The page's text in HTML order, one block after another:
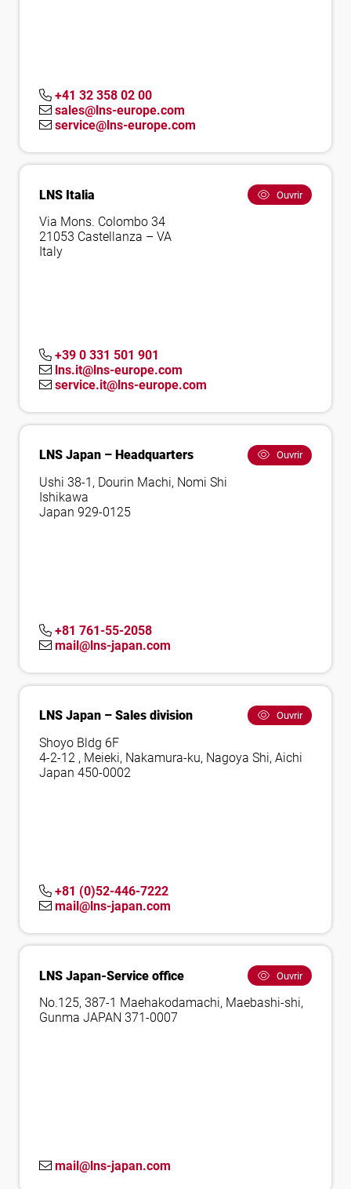
+41 32 358 02 00
sales@lns-europe.com
service@lns-europe.com
LNS Italia Ouvrir
Via Mons. Colombo 34
21053 Castellanza – VA
Italy
+39 0 331 501 901
lns.it@lns-europe.com
service.it@lns-europe.com
LNS Japan – Headquarters Ouvrir
Ushi 38-1, Dourin Machi, Nomi Shi
Ishikawa
Japan 929-0125
+81 761-55-2058
mail@lns-japan.com
LNS Japan – Sales division Ouvrir
Shoyo Bldg 6F
4-2-12 , Meieki, Nakamura-ku, Nagoya Shi, Aichi
Japan 450-0002
+81 (0)52-446-7222
mail@lns-japan.com
LNS Japan-Service office Ouvrir
No.125, 387-1 Maehakodamachi, Maebashi-shi,
Gunma JAPAN 371-0007
mail@lns-japan.com